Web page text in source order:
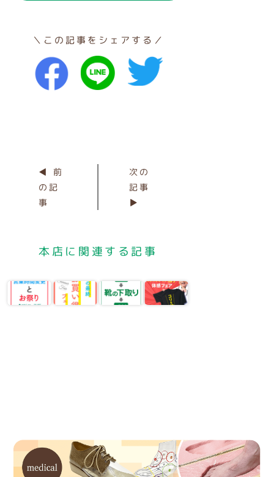
＼この記事をシェアする／
◀ 前
の記
事
次の
記事
▶
本店に関連する記事